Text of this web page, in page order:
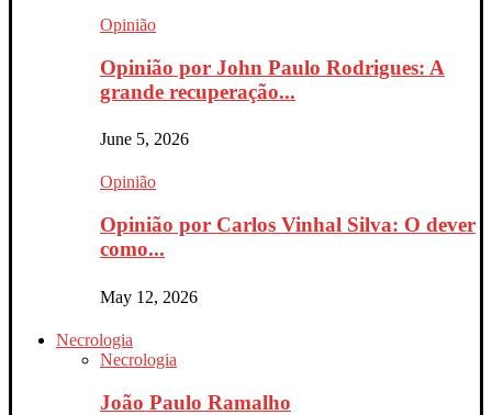
Opinião
Opinião por John Paulo Rodrigues: A
grande recuperação...
June 5, 2026
Opinião
Opinião por Carlos Vinhal Silva: O dever
como...
May 12, 2026
Necrologia
Necrologia
João Paulo Ramalho